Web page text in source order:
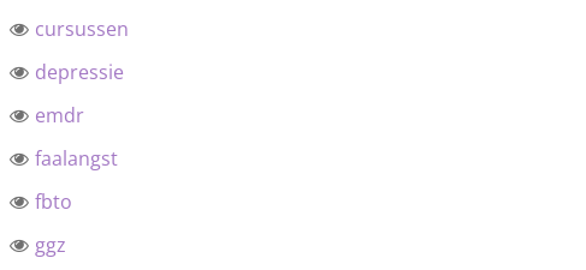
cursussen
depressie
emdr
faalangst
fbto
ggz